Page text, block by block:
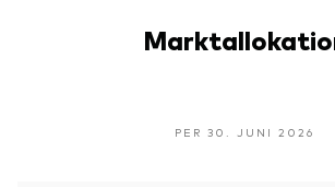
PER 30. JUNI 2026